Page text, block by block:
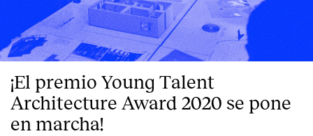
¡El premio Young Talent
Architecture Award 2020 se pone
en marcha!